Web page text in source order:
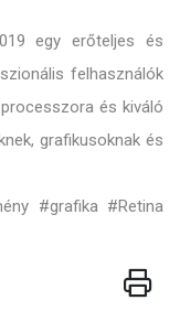
egy erőteljes és
felhasználók
és kiváló
grafikusoknak és
#grafika #Retina